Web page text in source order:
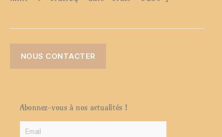
NOUS CONTACTER
Abonnez-vous à nos actualités !